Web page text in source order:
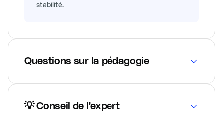
stabilité.
Questions sur la pédagogie
💡 Conseil de l'expert